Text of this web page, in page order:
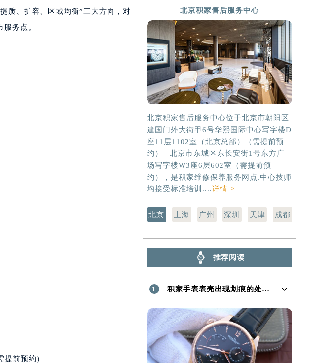
需提前预约）
预约）
）
约）
约）
场）10层13室（需提前预约）
需提前预约）
需提前预约）
预约）
质、扩容、区域均衡”三大方向，对
务点。
前预约）
北京积家售后服务中心
北京积家售后服务中心位于北京市朝阳区
建国门外大街甲6号华熙国际中心写字楼D
座11层1102室（北京总部）（需提前预
约） | 北京市东城区东长安街1号东方广
场写字楼W3座6层602室（需提前预
约），是积家维修保养服务网点,中心技师
均接受标准培训....详情 >
北京 上海 广州 深圳 天津 成都
推荐阅读
1 积家手表表壳出现划痕的处理方法是什么！